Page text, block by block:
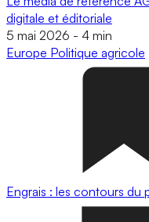
digitale et éditoriale
5 mai 2026 - 4 min
Europe Politique agricole
Engrais : les contours du